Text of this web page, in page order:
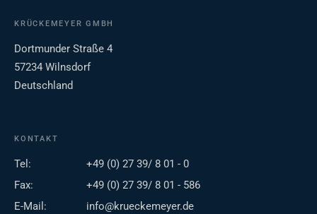
KRÜCKEMEYER GMBH
Dortmunder Straße 4
57234 Wilnsdorf
Deutschland
KONTAKT
Tel:
+49 (0) 27 39/ 8 01 - 0
Fax:
+49 (0) 27 39/ 8 01 - 586
E-Mail:
info@krueckemeyer.de